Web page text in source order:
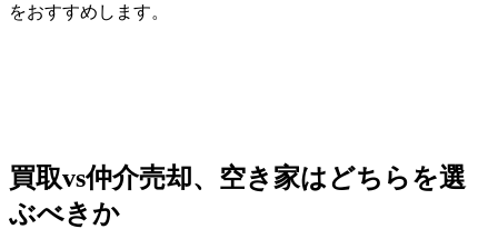
をおすすめします。
買取vs仲介売却、空き家はどちらを選
ぶべきか